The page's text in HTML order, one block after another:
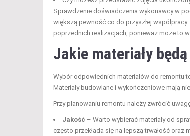
Sprawdzenie doświadczenia wykonawcy w
większą pewność co do przyszłej
poprzednich realizacjach, ponieważ może to
Jakie materiały
Wybór odpowiednich materiałów do remontu
Materiały budowlane i wykończeniowe mają
Przy planowaniu remontu należy zwrócić
Jakość – Warto wybierać materiały od
często przekłada się na lepszą trwałość oraz